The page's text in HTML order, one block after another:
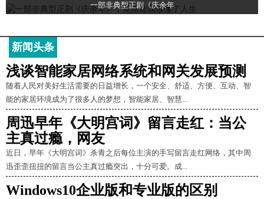
一部非典型正剧《庆余年
新闻头条
浅谈智能家居网络系统和网关发展预测
随着人民对美好生活需要的日益增长，一个安全、舒适、方便、互动、智
能的家居环境成为了很多人的梦想，智能家居、智慧...
周迅早年《大明宫词》留言走红：当公
主真过瘾，网友
近日，早年《大明宫词》杀青之后每位主演的手写留言走红网络，其中周
迅歪歪扭扭的留言当公主真过瘾突出，十分可爱。成...
Windows10企业版和专业版的区别